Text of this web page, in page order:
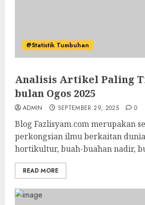
@Statistik Tumbuhan
Analisis Artikel Paling
bulan Ogos 2025
ADMIN SEPTEMBER 29, 2025 0
Blog Fazlisyam.com merupakan
perkongsian ilmu berkaitan
hortikultur, buah-buahan nadir,
READ MORE